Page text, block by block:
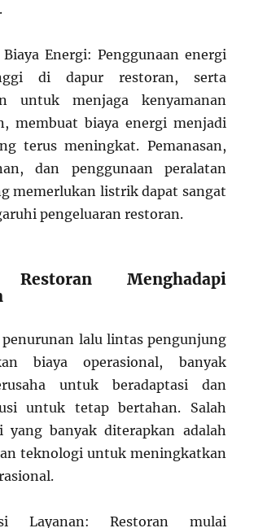
Energi: Penggunaan energi
di dapur restoran, serta
untuk menjaga kenyamanan
membuat biaya energi menjadi
terus meningkat. Pemanasan,
dan penggunaan peralatan
memerlukan listrik dapat sangat
pengeluaran restoran.
Restoran Menghadapi
lalu lintas pengunjung
biaya operasional, banyak
untuk beradaptasi dan
untuk tetap bertahan. Salah
yang banyak diterapkan adalah
teknologi untuk meningkatkan
Layanan: Restoran mulai